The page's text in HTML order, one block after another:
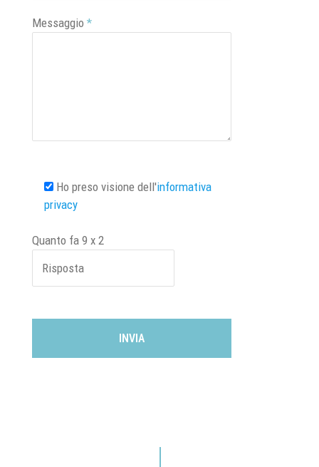
Messaggio *
Ho preso visione dell'informativa
privacy
Quanto fa 9 x 2